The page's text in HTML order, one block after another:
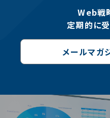
Web戦
定期的に
メールマガ